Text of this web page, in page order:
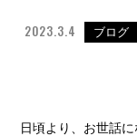
2023.3.4 ブログ
日頃より、お世話